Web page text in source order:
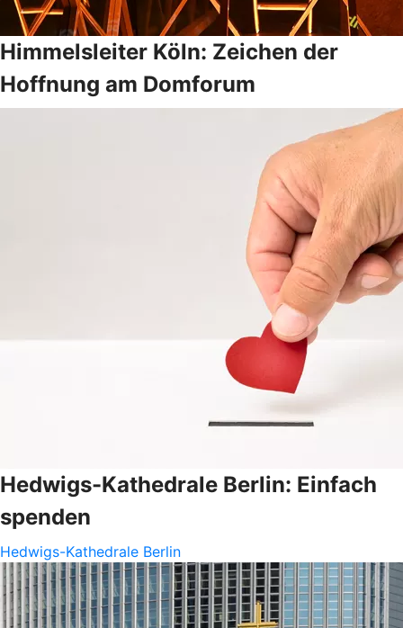
Himmelsleiter Köln: Zeichen der
Hoffnung am Domforum
Hedwigs-Kathedrale Berlin: Einfach
spenden
Hedwigs-Kathedrale Berlin